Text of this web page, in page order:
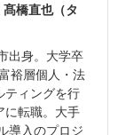
橋直也（タ
出身。大学卒
裕層個人・法
ティングを行
に転職。大手
導入のプロジ